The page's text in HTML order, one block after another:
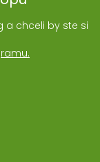
a chceli by ste si